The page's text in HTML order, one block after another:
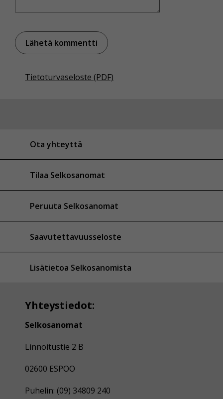
Tietoturvaseloste (PDF)
Ota yhteyttä
Tilaa Selkosanomat
Peruuta Selkosanomat
Saavutettavuusseloste
Lisätietoa Selkosanomista
Yhteystiedot:
Selkosanomat
Linnoitustie 2 B
02600 ESPOO
Puhelin: (09) 34809 240